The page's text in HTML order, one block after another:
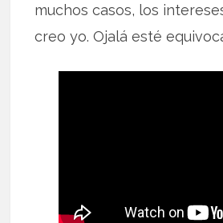
muchos casos, los
creo yo. Ojalá esté